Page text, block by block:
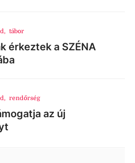
, tábor
érkeztek a SZÉNA
, rendőrség
az új